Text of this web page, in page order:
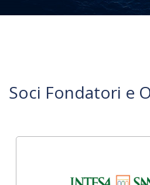
Soci Fondatori e